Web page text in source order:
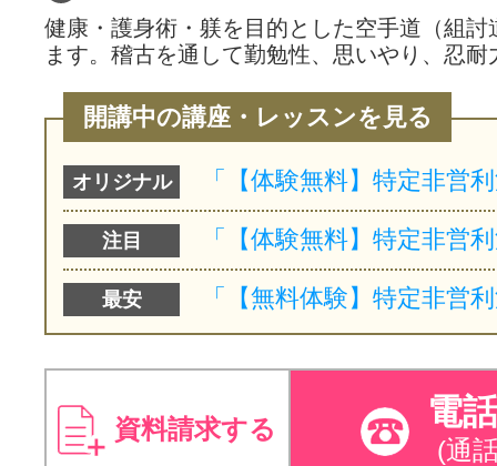
健康・護身術・躾を目的とした空手道（組討
ます。稽古を通して勤勉性、思いやり、忍
開講中の講座・レッスンを見る
オリジナル
注目
最安
資料請求する 電
(通